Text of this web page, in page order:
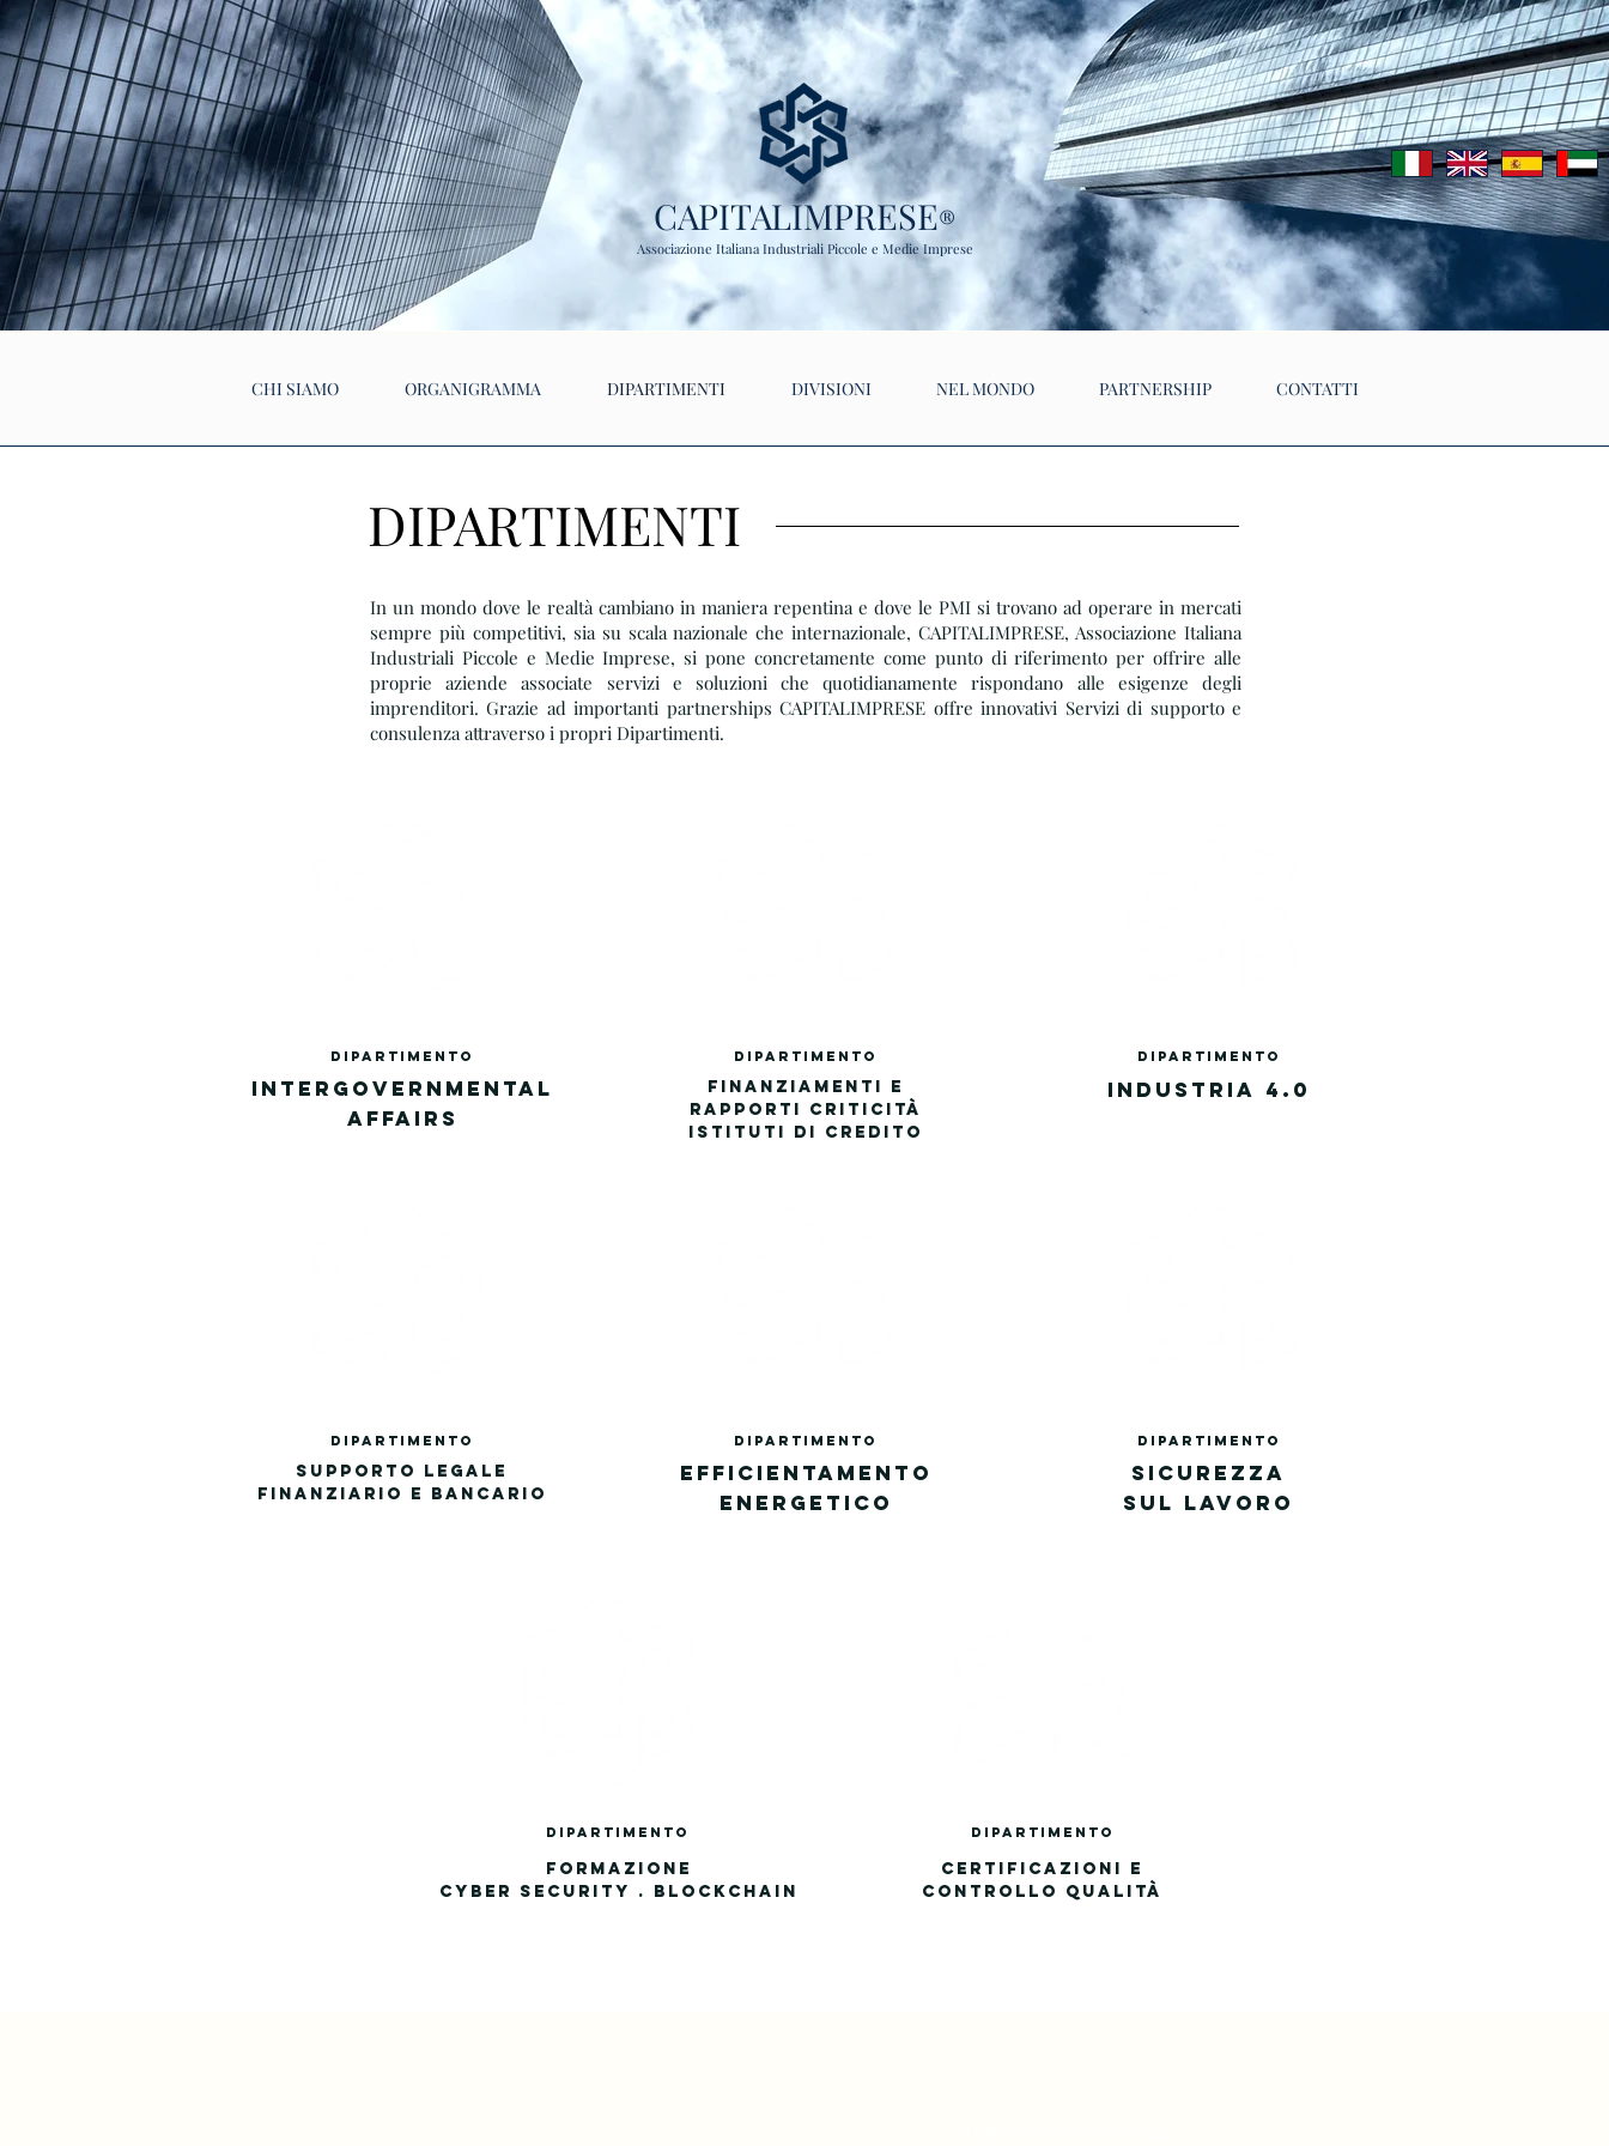
Associazione Italiana Industriali Piccole e Medie Imprese
CAPITALIMPRESE®
DIPARTIMENTI
In un mondo dove le realtà cambiano in maniera repentina e dove le PMI si trovano ad operare in mercati
sempre più competitivi, sia su scala nazionale che internazionale, CAPITALIMPRESE, Associazione Italiana
Industriali Piccole e Medie Imprese, si pone concretamente come punto di riferimento per offrire alle
proprie aziende associate servizi e soluzioni che quotidianamente rispondano alle esigenze degli
imprenditori. Grazie ad importanti partnerships CAPITALIMPRESE offre innovativi Servizi di supporto e
consulenza attraverso i propri Dipartimenti.
DIPARTIMENTO DIPARTIMEN To DIPA RTIME NTo
DIPARTIMEN TO
DIPARTI MENTo DIPA RTIMENTo
SUPPORTO LEGALE
FINANZIARIO E BANCARIO
SICUREZZA
SUL LAVORO
INTERGOVERNMENTAL
AFFAIRS
FINANZIAMENTI E
RAPPORTI CRITICITÀ
ISTITUTI DI CREDITO
INDUS TRIA 4.0
DIPA RTIMENTo
FORMAZIONE
CYBER SECURITY . BLOCKCHAIN
EFFICIENTAMENTO
ENERGETICO
DIPA RTIMENTo
CERTIFICAZIONI E
CONTROLLO QUALITÀ
CHI SIAMO ORGANIGRAMMA DIPARTIMENTI DIVISIONI NEL MONDO PARTNERSHIP CONTATTI